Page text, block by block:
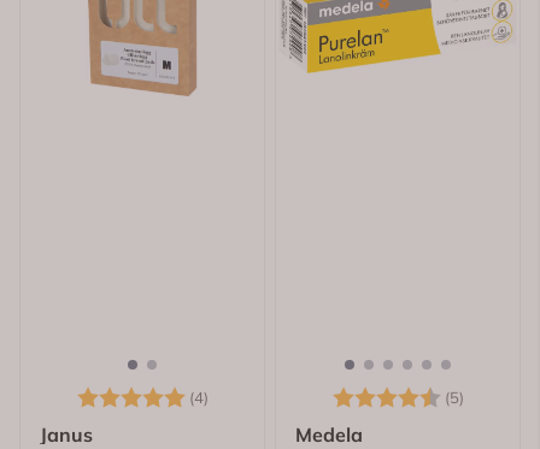
Karakter: (4)
5.0 av 5 mulige
Janus
Karakter: (5)
Medela